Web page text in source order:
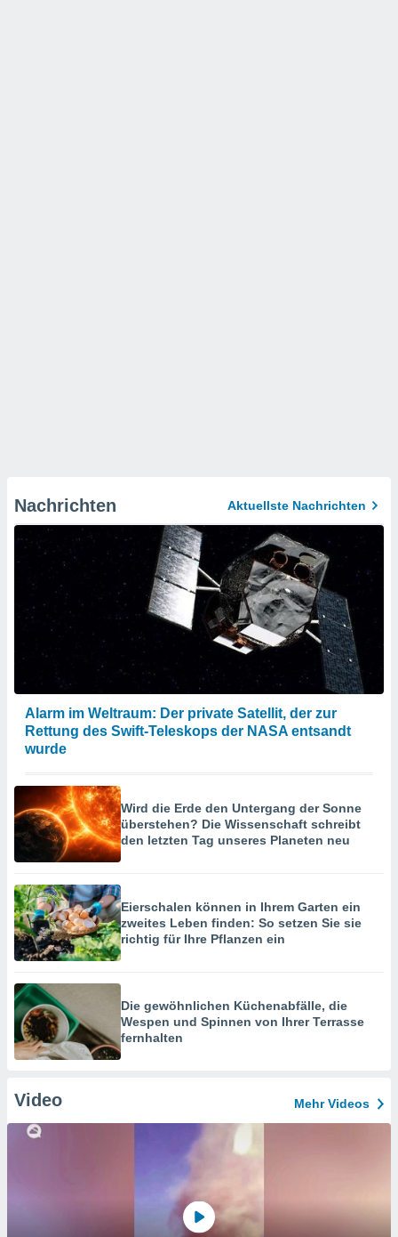
Nachrichten Aktuellste Nachrichten
Alarm im Weltraum: Der private Satellit, der zur
Rettung des Swift-Teleskops der NASA entsandt
wurde
Wird die Erde den Untergang der Sonne
überstehen? Die Wissenschaft schreibt
den letzten Tag unseres Planeten neu
Eierschalen können in Ihrem Garten ein
zweites Leben finden: So setzen Sie sie
richtig für Ihre Pflanzen ein
Die gewöhnlichen Küchenabfälle, die
Wespen und Spinnen von Ihrer Terrasse
fernhalten
Video Mehr Videos